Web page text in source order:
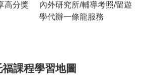
高分獎
內外研究所/輔導考照/留遊
學代辦一條龍服務
福課程學習地圖